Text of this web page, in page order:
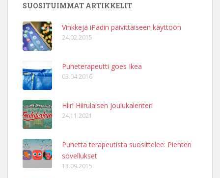
SUOSITUIMMAT ARTIKKELIT
Vinkkejä iPadin päivittäiseen käyttöön
24.02.2015
Puheterapeutti goes Ikea
03.04.2016
Hiiri Hiirulaisen joulukalenteri
24.11.2021
Puhetta terapeutista suosittelee: Pienten
sovellukset
13.09.2015